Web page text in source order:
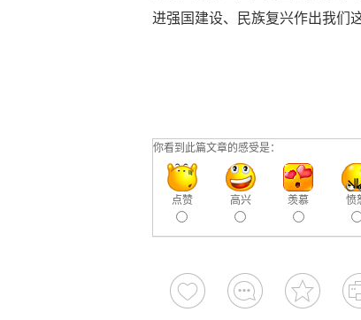
进强国建设、民族复兴作出我们
你看到此篇文章的感受是：
点赞 高兴 羡慕 愤